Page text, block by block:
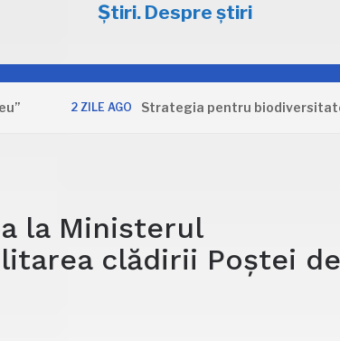
Știri. Despre știri
2 ZILE AGO Strategia pentru biodiversitate nu
la Ministerul
clădirii Poștei de